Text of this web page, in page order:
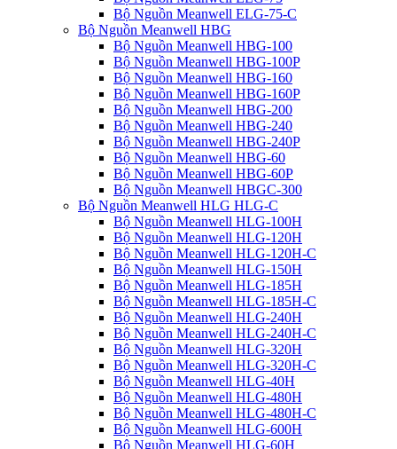
Bộ Nguồn Meanwell ELG-75-C
Bộ Nguồn Meanwell HBG
Bộ Nguồn Meanwell HBG-100
Bộ Nguồn Meanwell HBG-100P
Bộ Nguồn Meanwell HBG-160
Bộ Nguồn Meanwell HBG-160P
Bộ Nguồn Meanwell HBG-200
Bộ Nguồn Meanwell HBG-240
Bộ Nguồn Meanwell HBG-240P
Bộ Nguồn Meanwell HBG-60
Bộ Nguồn Meanwell HBG-60P
Bộ Nguồn Meanwell HBGC-300
Bộ Nguồn Meanwell HLG HLG-C
Bộ Nguồn Meanwell HLG-100H
Bộ Nguồn Meanwell HLG-120H
Bộ Nguồn Meanwell HLG-120H-C
Bộ Nguồn Meanwell HLG-150H
Bộ Nguồn Meanwell HLG-185H
Bộ Nguồn Meanwell HLG-185H-C
Bộ Nguồn Meanwell HLG-240H
Bộ Nguồn Meanwell HLG-240H-C
Bộ Nguồn Meanwell HLG-320H
Bộ Nguồn Meanwell HLG-320H-C
Bộ Nguồn Meanwell HLG-40H
Bộ Nguồn Meanwell HLG-480H
Bộ Nguồn Meanwell HLG-480H-C
Bộ Nguồn Meanwell HLG-600H
Bộ Nguồn Meanwell HLG-60H